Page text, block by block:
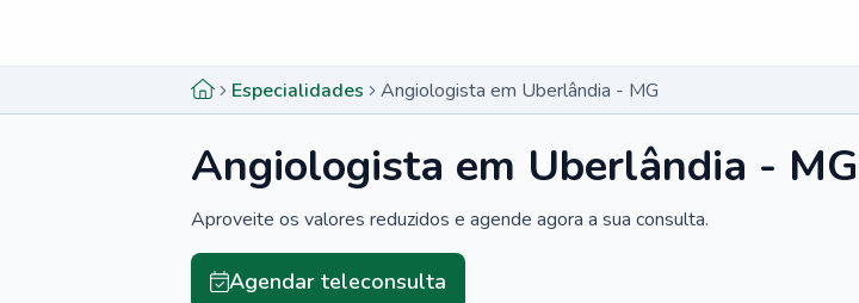
Especialidades Angiologista em Uberlândia - MG
Angiologista em Uberlândia - MG
Aproveite os valores reduzidos e agende agora a sua consulta.
Agendar teleconsulta